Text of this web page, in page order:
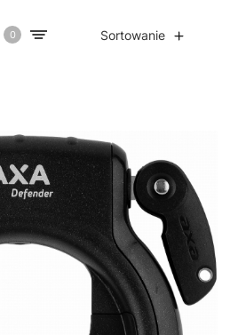
0 Sortowanie